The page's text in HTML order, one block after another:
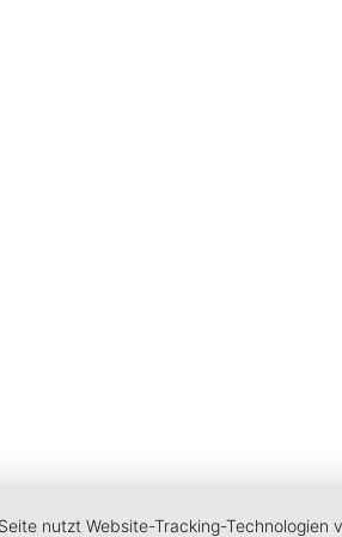
nutzt Website-Tracking-